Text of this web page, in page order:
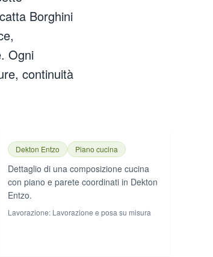
Borghini
Ogni
continuità
Dekton Entzo Piano cucina
Dettaglio di una composizione cucina
con piano e parete coordinati in Dekton
Entzo.
Lavorazione: Lavorazione e posa su misura